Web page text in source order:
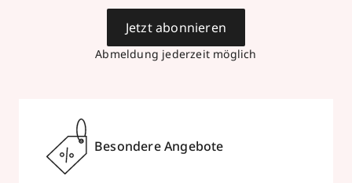
Abmeldung jederzeit möglich
Jetzt abonnieren
Besondere Angebote